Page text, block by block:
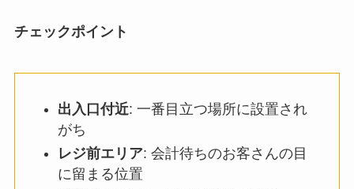
チェックポイント
出入口付近: 一番目立つ場所に設置され
がち
レジ前エリア: 会計待ちのお客さんの目
に留まる位置